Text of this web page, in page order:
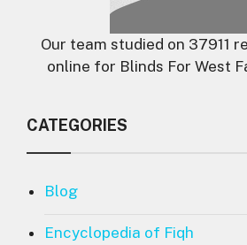
Our team studied on 37911
online for Blinds For West
CATEGORIES
Blog
Encyclopedia of Fiqh